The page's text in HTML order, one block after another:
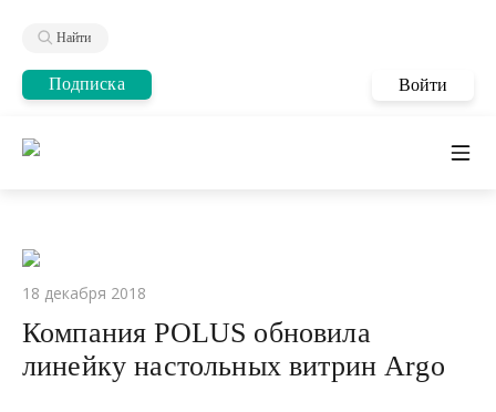
Найти
Подписка Войти
18 декабря 2018
Компания POLUS обновила
линейку настольных витрин Argo